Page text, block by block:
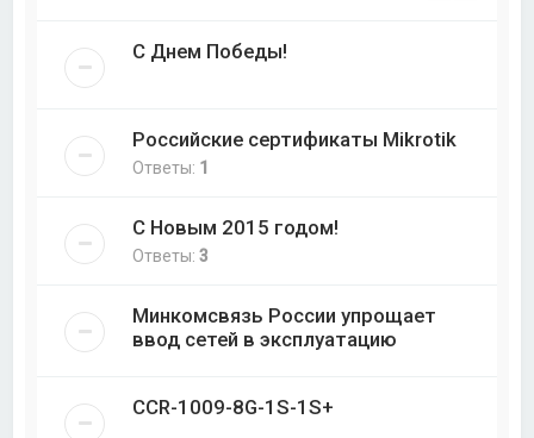
С Днем Победы!
Российские сертификаты Mikrotik
Ответы: 1
С Новым 2015 годом!
Ответы:3
Минкомсвязь России упрощает
ввод сетей в эксплуатацию
CCR-1009-8G-1S-1S+